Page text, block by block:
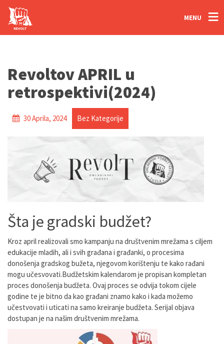
MENU
Revoltov APRIL u
retrospektivi(2024)
30 Aprila, 2024 Bez Kategorije
Šta je gradski budžet?
Kroz april realizovali smo kampanju na društvenim mrežama s ciljem
edukacije mladih, ali i svih građana i građanki, o procesima
donošenja gradskog bužeta, njegovom korištenju te kako rađani
mogu učesvovati.Budžetskim kalendarom je propisan kompletan
proces donošenja budžeta. Ovaj proces se odvija tokom cijele
godine te je bitno da kao građani znamo kako i kada možemo
učestvovati i uticati na samo kreiranje budžeta. Serijal objava
dostupan je na našim društvenim mrežama.